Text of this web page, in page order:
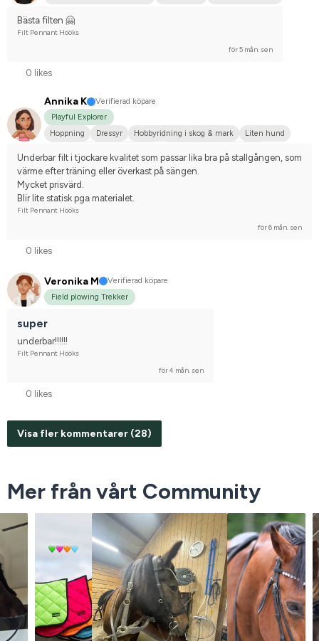
Bästa filten 🤗
Filt Pennant Hööks
för 5 mån. sen
0 likes
Annika K
Verifierad köpare
Playful Explorer
Hoppning
Dressyr Hobbyridning i skog & mark
Liten hund
Underbar filt i tjockare kvalitet som passar lika bra på stallgången, som
värme efter träning eller överkast på sängen.
Mycket prisvärd.
Blir lite statisk pga materialet.
Filt Pennant Hööks
för 6 mån. sen
0 likes
Veronika M
Verifierad köpare
Field plowing Trekker
super
underbar!!!!!!
Filt Pennant Hööks
för 4 mån. sen
0 likes
Visa fler kommentarer (28)
Mer från vårt Community